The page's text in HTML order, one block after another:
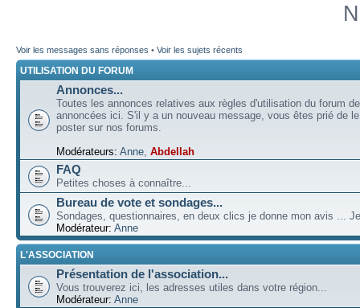
Voir les messages sans réponses • Voir les sujets récents
UTILISATION DU FORUM
Annonces...
Toutes les annonces relatives aux règles d'utilisation du forum
annoncées ici. S'il y a un nouveau message, vous êtes prié de
poster sur nos forums.
Modérateurs: Anne, Abdellah
FAQ
Petites choses à connaître...
Bureau de vote et sondages...
Sondages, questionnaires, en deux clics je donne mon avis ...
Modérateur: Anne
L'ASSOCIATION
Présentation de l'association...
Vous trouverez ici, les adresses utiles dans votre région...
Modérateur: Anne